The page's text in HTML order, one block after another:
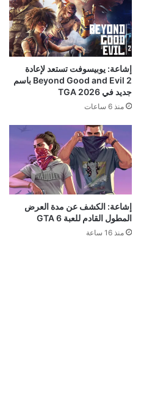
إشاعة: يوبيسوفت تستعد لإعادة
Beyond Good and Evil 2 باسم
جديد في TGA 2026
منذ 6 ساعات
إشاعة: الكشف عن مدة العرض
المطول القادم للعبة GTA 6
منذ 16 ساعة